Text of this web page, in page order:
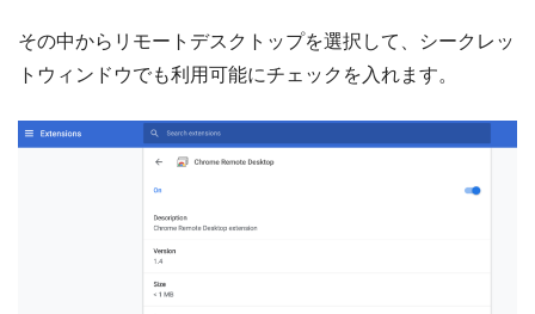
その中からリモートデスクトップを選択して、シークレッ
トウィンドウでも利用可能にチェックを入れます。